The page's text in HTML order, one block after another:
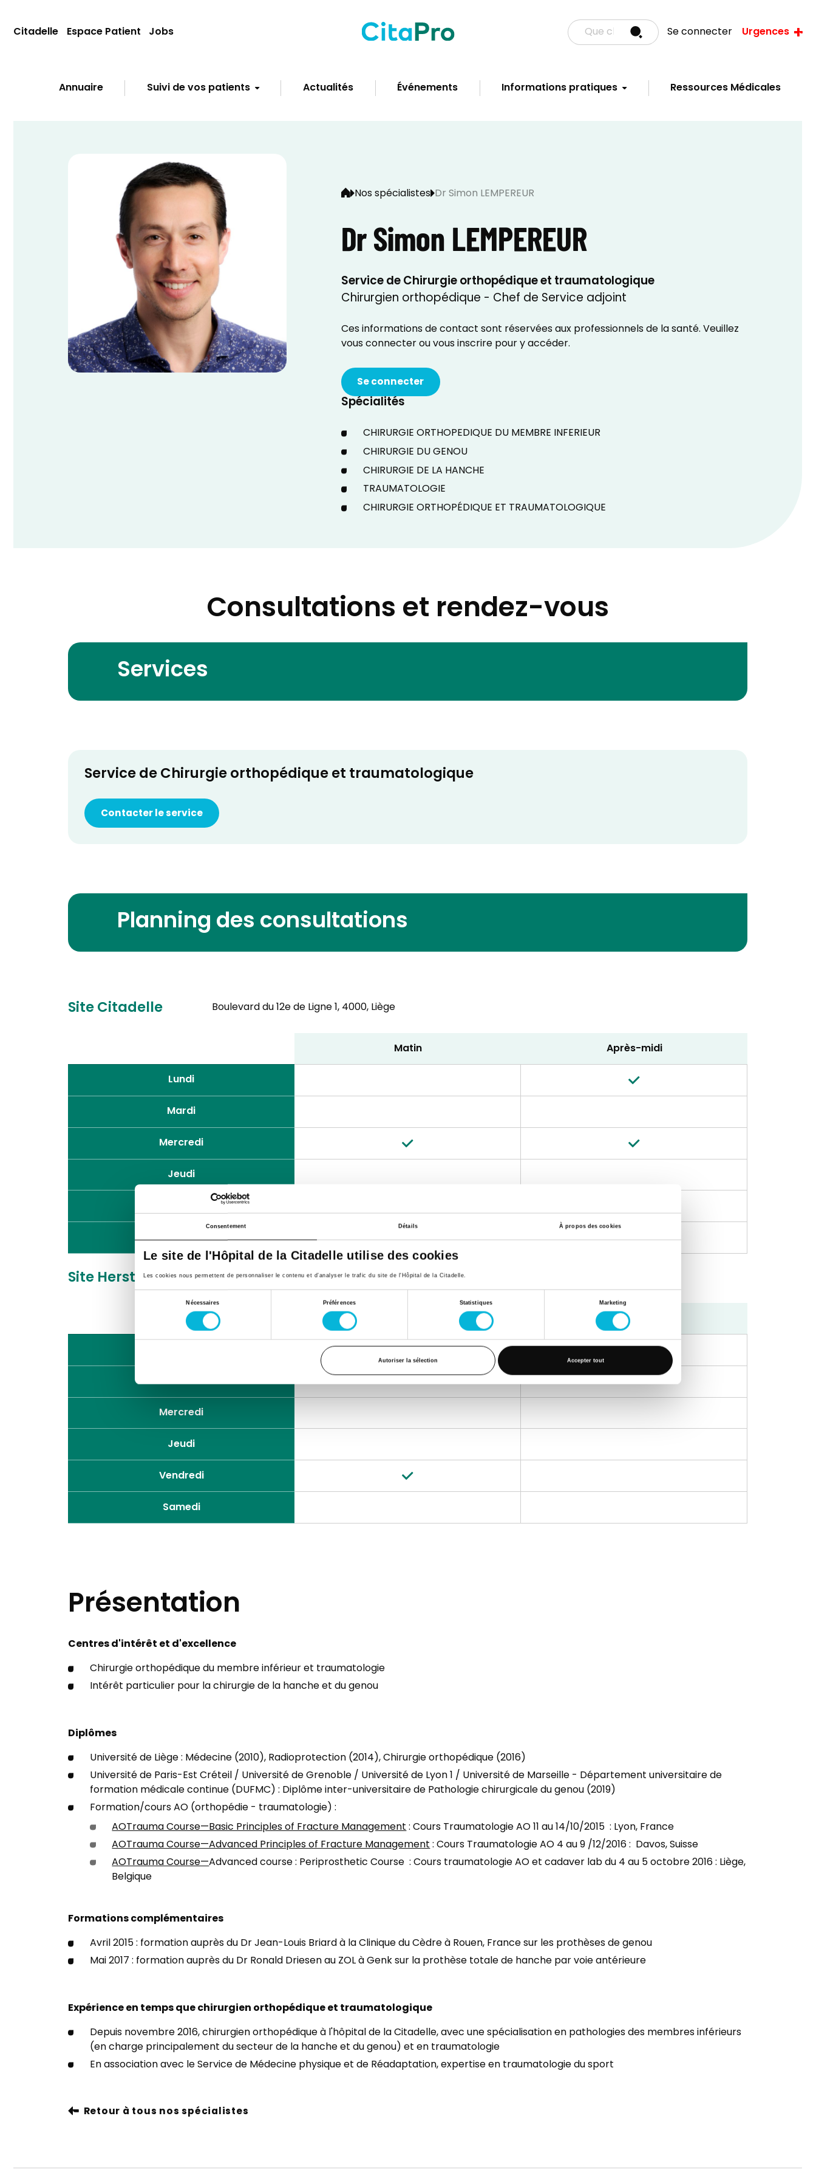
Consentement Détails À propos des cookies
Le site de l'Hôpital de la Citadelle utilise des cookies
Les cookies nous permettent de personnaliser le contenu et d’analyser le trafic du site de l'Hôpital de la Citadelle.
Nécessaires Préférences Statistiques Marketing
Autoriser la sélection Accepter tout
Annuaire Suivi de vos patients Actualités Événements Informations pratiques Ressources Médicales
Citadelle Espace Patient Jobs Se connecter Urgences
Nos spécialistes Dr Simon LEMPEREUR
Dr Simon LEMPEREUR
Service de Chirurgie orthopédique et traumatologique
Chirurgien orthopédique - Chef de Service adjoint
Ces informations de contact sont réservées aux professionnels de la santé. Veuillez
vous connecter ou vous inscrire pour y accéder.
Se connecter
Spécialités
CHIRURGIE ORTHOPEDIQUE DU MEMBRE INFERIEUR
CHIRURGIE DU GENOU
CHIRURGIE DE LA HANCHE
TRAUMATOLOGIE
CHIRURGIE ORTHOPÉDIQUE ET TRAUMATOLOGIQUE
Consultations et rendez-vous
Services
Service de Chirurgie orthopédique et traumatologique
Contacter le service
Planning des consultations
Site Citadelle Boulevard du 12e de Ligne 1, 4000, Liège
Matin
Après-midi
Lundi
Mardi
Mercredi
Jeudi
Samedi
Site Herstal Rue du Grand Puits 47,4040, Herstal
Après-midi
Mardi
Mercredi
Jeudi
Vendredi
Samedi
Présentation
Centres d'intérêt et d'excellence
Chirurgie orthopédique du membre inférieur et traumatologie
Intérêt particulier pour la chirurgie de la hanche et du genou
Diplômes
Université de Liège : Médecine (2010), Radioprotection (2014), Chirurgie orthopédique (2016)
Université de Paris-Est Créteil / Université de Grenoble / Université de Lyon 1 / Université de Marseille - Département universitaire de
formation médicale continue (DUFMC) : Diplôme inter-universitaire de Pathologie chirurgicale du genou (2019)
Formation/cours AO (orthopédie - traumatologie) :
AOTrauma Course—Basic Principles of Fracture Management: Cours Traumatologie AO 11 au 14/10/2015 : Lyon, France
AOTrauma Course—Advanced Principles of Fracture Management: Cours Traumatologie AO 4 au 9 /12/2016 : Davos, Suisse
AOTrauma Course—Advanced course : Periprosthetic Course : Cours traumatologie AO et cadaver lab du 4 au 5 octobre 2016 : Liège,
Belgique
Formations complémentaires
Avril 2015 : formation auprès du Dr Jean-Louis Briard à la Clinique du Cèdre à Rouen, France sur les prothèses de genou
Mai 2017 : formation auprès du Dr Ronald Driesen au ZOL à Genk sur la prothèse totale de hanche par voie antérieure
Expérience en temps que chirurgien orthopédique et traumatologique
Depuis novembre 2016, chirurgien orthopédique à l'hôpital de la Citadelle, avec une spécialisation en pathologies des membres inférieurs
(en charge principalement du secteur de la hanche et du genou) et en traumatologie
En association avec le Service de Médecine physique et de Réadaptation, expertise en traumatologie du sport
Retour à tous nos spécialistes